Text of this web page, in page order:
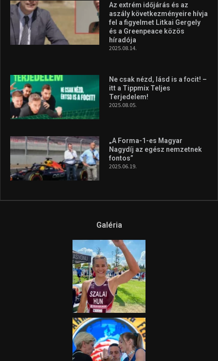
Az extrém időjárás és az
aszály következményeire hívja
fel a figyelmet Litkai Gergely
és a Greenpeace közös
híradója
2025.08.14.
Ne csak nézd, lásd is a focit! –
itt a Tippmix Teljes
Terjedelem!
2025.08.05.
„A Forma-1-es Magyar
Nagydíj az egész nemzetnek
fontos”
2025.06.19.
Galéria